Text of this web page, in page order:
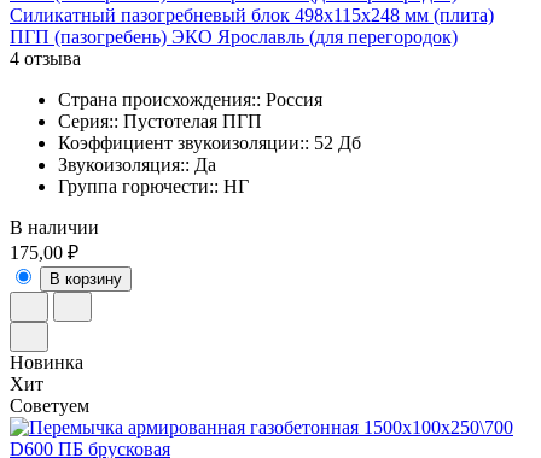
Силикатный пазогребневый блок 498х115х248 мм (плита)
ПГП (пазогребень) ЭКО Ярославль (для перегородок)
4 отзыва
Страна происхождения:: Россия
Серия:: Пустотелая ПГП
Коэффициент звукоизоляции:: 52 Дб
Звукоизоляция:: Да
Группа горючести:: НГ
В наличии
175,00 ₽
В корзину
Новинка
Хит
Советуем